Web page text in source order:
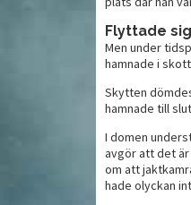
Flyttade sig
Men under
hamnade i
Skytten
hamnade till
I domen
avgör att det
om att
hade olyckan